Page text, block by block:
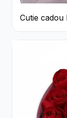
Cutie cadou